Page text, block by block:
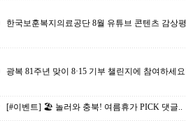
한국보훈복지의료공단 8월 유튜브 콘텐츠 감상
광복 81주년 맞이 8·15 기부 챌린지에 참여하세
[#이벤트] 🏖 놀러와 충북! 여름휴가 PICK 댓글..